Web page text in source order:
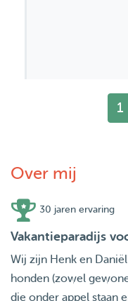
1
Over mij
30 jaren ervaring
Vakantieparadijs
Wij zijn Henk en
honden (zowel
die onder appel staan